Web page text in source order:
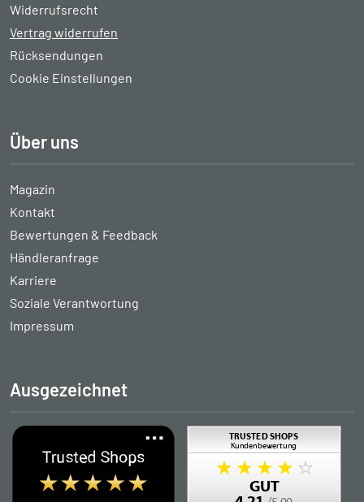
Widerrufsrecht
Vertrag widerrufen
Rücksendungen
Cookie Einstellungen
Über uns
Magazin
Kontakt
Bewertungen & Feedback
Händleranfrage
Karriere
Soziale Verantwortung
Impressum
Ausgezeichnet